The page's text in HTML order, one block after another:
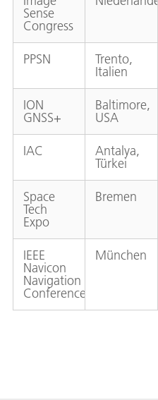
Sense
Congress
PPSN Trento,
Italien
ION
GNSS+
Baltimore,
USA
IAC Antalya,
Türkei
Space
Tech
Expo
Bremen
IEEE
Navicon
Navigation
Conference
München